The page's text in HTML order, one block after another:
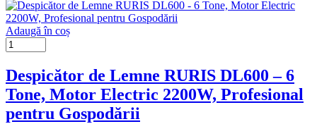
Adaugă în coș
Despicător de Lemne RURIS DL600 – 6
Tone, Motor Electric 2200W, Profesional
pentru Gospodării